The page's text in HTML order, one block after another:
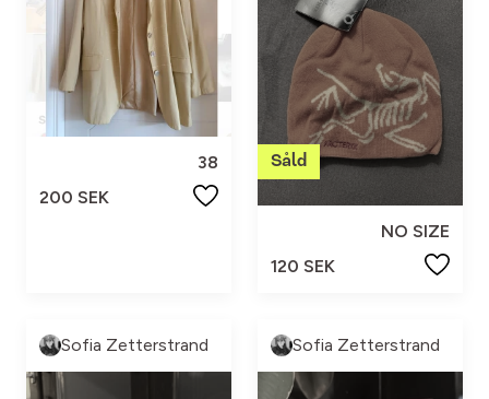
38
200 SEK
NO SIZE
120 SEK
Sofia Zetterstrand Sofia Zetterstrand